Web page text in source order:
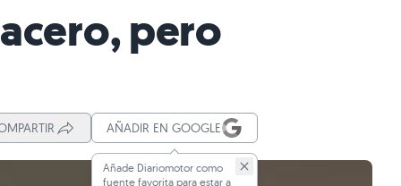
pero
AÑADIR EN GOOGLE
Añade Diariomotor como
fuente favorita para estar a